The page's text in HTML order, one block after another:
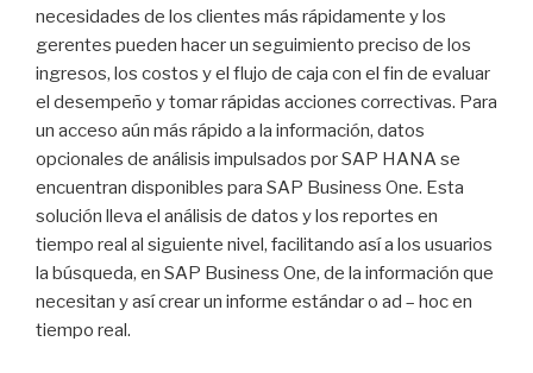
necesidades de los clientes más rápidamente y los
gerentes pueden hacer un seguimiento preciso de los
ingresos, los costos y el flujo de caja con el fin de evaluar
el desempeño y tomar rápidas acciones correctivas. Para
un acceso aún más rápido a la información, datos
opcionales de análisis impulsados por SAP HANA se
encuentran disponibles para SAP Business One. Esta
solución lleva el análisis de datos y los reportes en
tiempo real al siguiente nivel, facilitando así a los usuarios
la búsqueda, en SAP Business One, de la información que
necesitan y así crear un informe estándar o ad – hoc en
tiempo real.